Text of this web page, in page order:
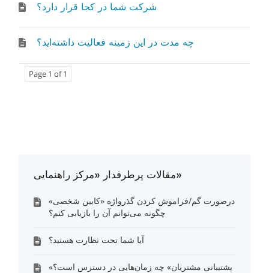
شرکت شما در کجا قرار دارد؟
چه مدت در این زمینه فعالیت داشته‌اید؟
Page 1 of 1
مقالات پرطرفدار «مرکز راهنمایی»
درصورت گم/فراموش کردن گذرواژه «کابین شخصی»
چگونه می‌توانم آن را بازیابی کنم؟
آیا شما تحت نظارت هستید؟
«پشتیبانی مشتریان» چه زمان‌هایی در دسترس است؟